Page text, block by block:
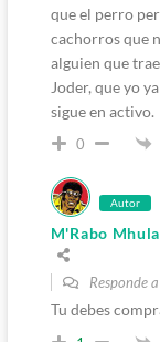
que el perro
cachorros que
alguien que
Joder, que yo
sigue en activo.
0
Autor
M'Rabo
Responde a
Tu debes